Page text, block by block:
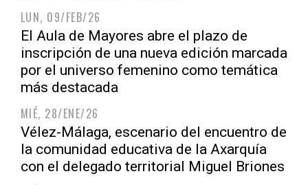
LUN, 09/FEB/26
El Aula de Mayores abre el plazo de
inscripción de una nueva edición marcada
por el universo femenino como temática
más destacada
MIÉ, 28/ENE/26
Vélez-Málaga, escenario del encuentro de
la comunidad educativa de la Axarquía
con el delegado territorial Miguel Briones